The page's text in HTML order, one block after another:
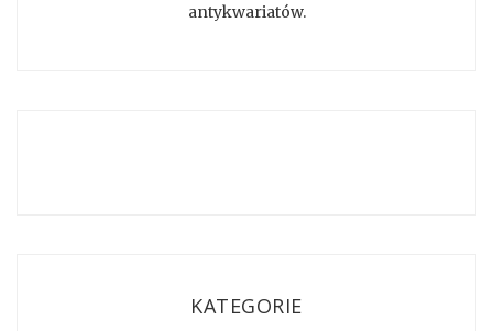
antykwariatów.
KATEGORIE